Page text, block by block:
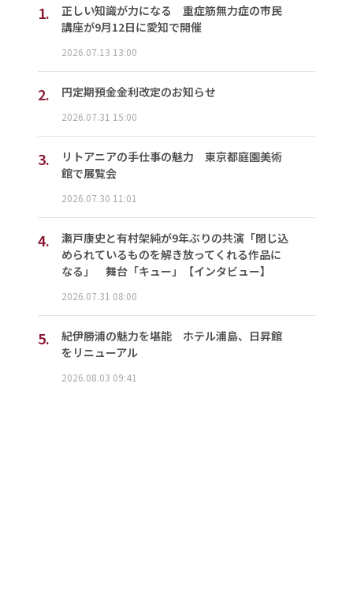
1.
正しい知識が力になる 重症筋無力症の市民
講座が9月12日に愛知で開催
2026.07.13 13:00
2. 円定期預金金利改定のお知らせ
2026.07.31 15:00
3.
リトアニアの手仕事の魅力 東京都庭園美術
館で展覧会
2026.07.30 11:01
4.
瀬戸康史と有村架純が9年ぶりの共演「閉じ込
められているものを解き放ってくれる作品に
なる」 舞台「キュー」【インタビュー】
2026.07.31 08:00
5.
紀伊勝浦の魅力を堪能 ホテル浦島、日昇館
をリニューアル
2026.08.03 09:41